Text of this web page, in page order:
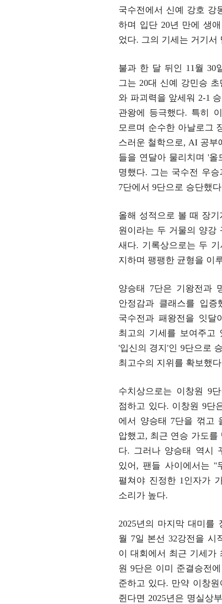
국수전에서 신예 강호 강
하며 입단 20년 만에 생
었다. 그의 기세는 거기서
불과 한 달 뒤인 11월 30
그는 20대 신예 강민승
와 파괴력을 앞세워 2-1
관왕에 등극했다. 특히
모르며 순수한 아날로그
스러운 철학으로, AI 공부
들을 연달아 물리치며 '올
명했다. 그는 국수전 우
7단에서 9단으로 승단했
올해 성적으로 볼 때 장
원이라는 두 거물의 양강
새다. 기록상으로는 두
지하며 팽팽한 균형을 이
양승태 7단은 기왕전과
안정감과 클래스를 입증
국수전과 패왕전을 잇달
최고의 기세를 보여주고
'입신의 경지'인 9단으로
최고수의 지위를 확보했
수치상으로는 이창원 9
점하고 있다. 이창원 9단
에서 양승태 7단을 꺾고
압했고, 최근 연승 가도를
다. 그러나 양승태 역시
있어, 팬들 사이에서는 "
펼쳐야 진정한 1인자가
소리가 높다.
2025년의 마지막 대미를
월 7일 본선 32강전을 시
이 대회에서 최근 기세가
원 9단은 이미 준결승전
준하고 있다. 만약 이창
쥔다면 2025년은 명실상